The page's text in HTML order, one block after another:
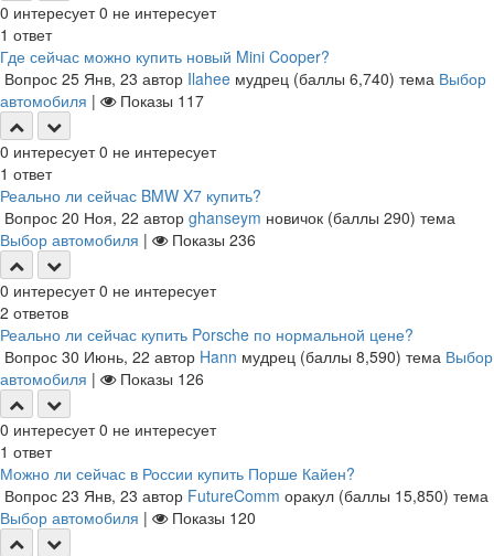
0 интересует 0 не интересует
1 ответ
Где сейчас можно купить новый Mini Cooper?
Вопрос 25 Янв, 23 автор Ilahee мудрец (баллы 6,740) тема Выбор
автомобиля | Показы 117
0 интересует 0 не интересует
1 ответ
Реально ли сейчас BMW X7 купить?
Вопрос 20 Ноя, 22 автор ghanseym новичок (баллы 290) тема
Выбор автомобиля | Показы 236
0 интересует 0 не интересует
2 ответов
Реально ли сейчас купить Porsche по нормальной цене?
Вопрос 30 Июнь, 22 автор Hann мудрец (баллы 8,590) тема Выбор
автомобиля | Показы 126
0 интересует 0 не интересует
1 ответ
Можно ли сейчас в России купить Порше Кайен?
Вопрос 23 Янв, 23 автор FutureComm оракул (баллы 15,850) тема
Выбор автомобиля | Показы 120